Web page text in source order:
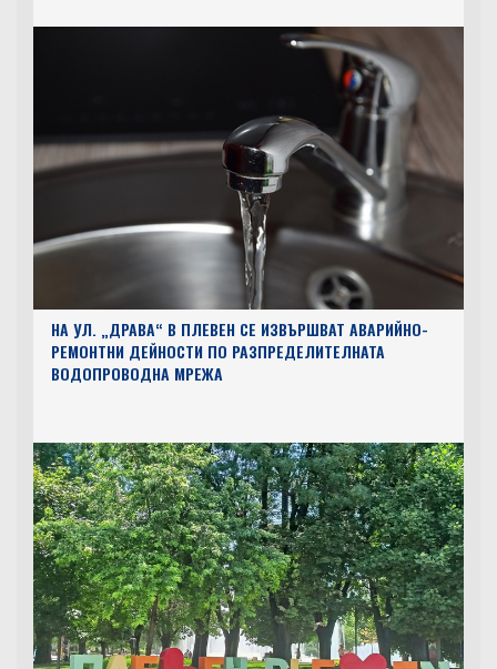
НА УЛ. „ДРАВА“ В ПЛЕВЕН СЕ ИЗВЪРШВАТ АВАРИЙНО-
РЕМОНТНИ ДЕЙНОСТИ ПО РАЗПРЕДЕЛИТЕЛНАТА
ВОДОПРОВОДНА МРЕЖА